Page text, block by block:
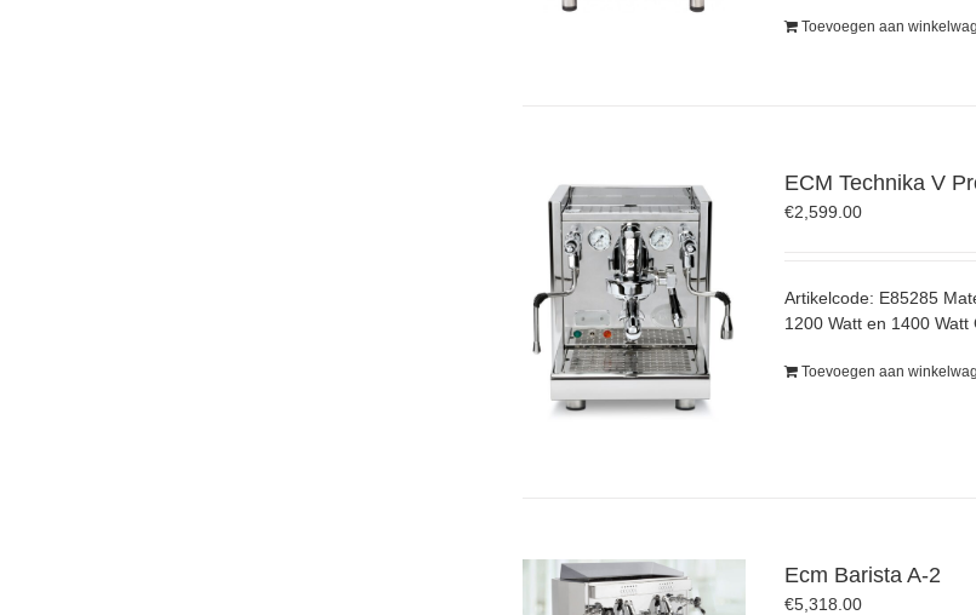
Toevoegen aan
ECM Technika V
€2,599.00
Artikelcode: E85285
1200 Watt en 1400
Toevoegen aan
Ecm Barista A-2
€5,318.00